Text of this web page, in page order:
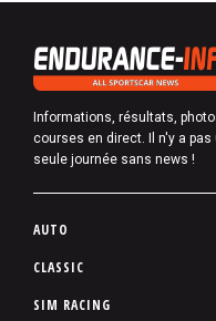
Informations, résultats,
courses en direct. Il n'y a pas
seule journée sans news !
P
d
AUTO
CLASSIC
SIM RACING